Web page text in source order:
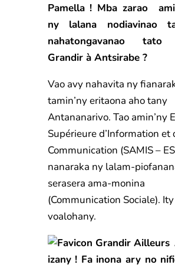
Pamella ! Mba zarao
ny lalana nodiavinao
nahatongavanao tato
Grandir à Antsirabe ?
Vao avy nahavita ny
tamin’ny eritaona aho tany
Antananarivo. Tao amin’ny
Supérieure d’Information et
Communication (SAMIS –
nanaraka ny lalam-
serasera ama-monina
(Communication Sociale).
voalohany.
izany ! Fa inona ary no